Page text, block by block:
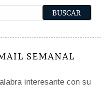
SEMANAL
interesante con su